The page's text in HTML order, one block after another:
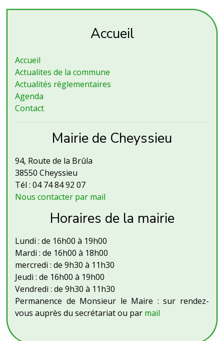
Accueil
Accueil
Actualites de la commune
Actualités règlementaires
Agenda
Contact
Mairie de Cheyssieu
94, Route de la Brûla
38550 Cheyssieu
Tél : 04 74 84 92 07
Nous contacter par mail
Horaires de la mairie
Lundi : de 16h00 à 19h00
Mardi : de 16h00 à 18h00
mercredi : de 9h30 à 11h30
Jeudi : de 16h00 à 19h00
Vendredi : de 9h30 à 11h30
Permanence de Monsieur le Maire : sur rendez-
vous auprès du secrétariat ou par mail